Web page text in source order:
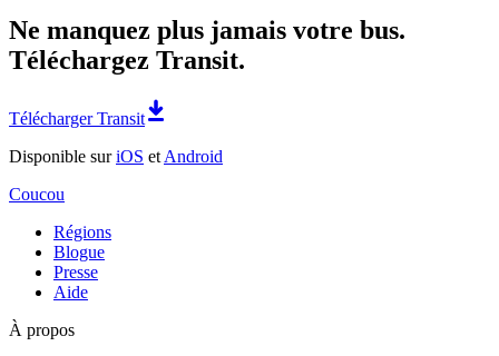
Ne manquez plus jamais votre bus.
Téléchargez Transit.
Télécharger Transit
Disponible suriOS et Android
Coucou
Régions
Blogue
Presse
Aide
À propos